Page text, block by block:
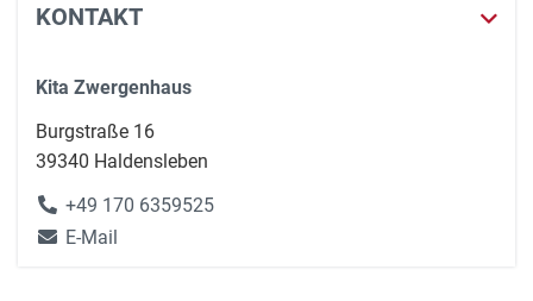
KONTAKT
Kita Zwergenhaus
Burgstraße 16
39340 Haldensleben
+49 170 6359525
E-Mail